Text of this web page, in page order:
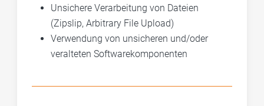
Unsichere Verarbeitung von Dateien
(Zipslip, Arbitrary File Upload)
Verwendung von unsicheren und/oder
veralteten Softwarekomponenten